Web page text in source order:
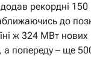
рекордні 150
до
ж 324 МВт нових
попереду – ще